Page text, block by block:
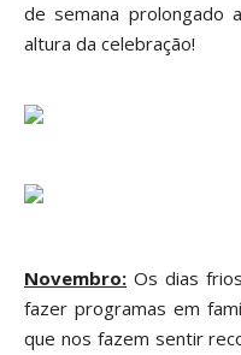
de semana prolongado
altura da celebração!
Novembro: Os dias
fazer programas em
que nos fazem sentir